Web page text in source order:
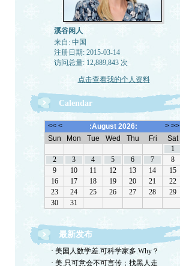
溪谷闲人
来自: 中国
注册日期: 2015-03-14
访问总量: 12,889,843 次
点击查看我的个人资料
Calendar
最新发布
· 美国人数学差.可科学家多.Why？
· 美.只可意会不可言传；找黑人走